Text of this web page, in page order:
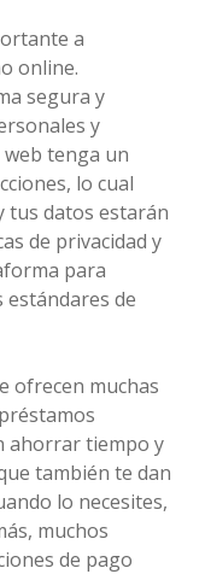
a
online.
segura y
y
tenga un
lo cual
tus datos estarán
de privacidad y
para
estándares de
ofrecen muchas
ahorrar tiempo y
también te dan
lo necesites,
muchos
de pago